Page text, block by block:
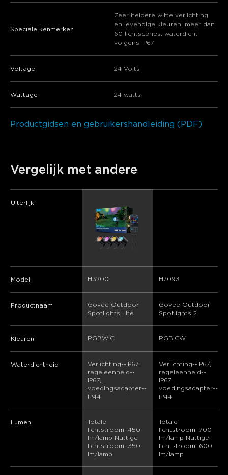
Speciale kenmerken
Zeer heldere witte verlichting
en levendige kleuren, meer dan
60 lichtscènes, waterdicht
volgens IP67
Voltage 24 Volts
Wattage 24 watts
Productgidsen en gebruikershandleiding (PDF)
Vergelijk met andere
Uiterlijk
Model H3200 H7093
Productnaam
Govee Outdoor
Spotlights Lite
Govee Outdoor
Spotlights 2
Kleuren RGBWIC RGBICW
Waterdichtheid
Verlichting--IP67,
regeleenheid--
IP67,
voedingsadapter--
IP44
Verlichting--IP67,
regeleenheid--
IP67,
voedingsadapter--
IP44
Lumen
Totale
lichtstroom: 450
lm/lamp Nuttige
lichtstroom: 350
lm/lamp
Totale
lichtstroom: 700
lm/lamp Nuttige
lichtstroom: 600
lm/lamp